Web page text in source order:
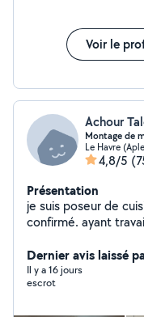
Voir le
Achour
Montage de
Le Havre
4,8/5
Présentation
je suis poseur de
confirmé. ayant
tout les travaux
électricité...)
Dernier avis laissé
Il y a 16 jours
escrot